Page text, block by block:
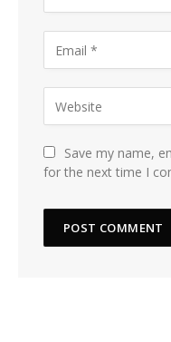
Save my name,
for the next time I